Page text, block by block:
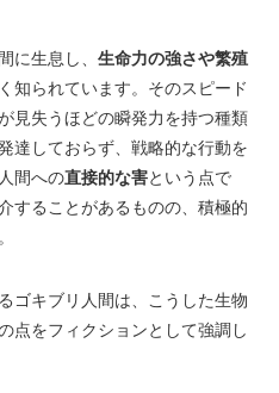
に生息し、 生命力の強さや繁殖
知られています。そのスピード
見失うほどの瞬発力を持つ種類
達しておらず、戦略的な行動を
間への直接的な害という点で
することがあるものの、積極的
ゴキブリ人間は、こうした生物
点をフィクションとして強調し